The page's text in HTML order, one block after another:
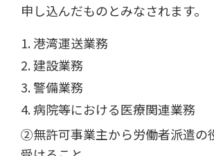
申し込んだものとみなされます。
港湾運送業務
建設業務
警備業務
病院等における医療関連業務
②無許可事業主から労働者派遣の